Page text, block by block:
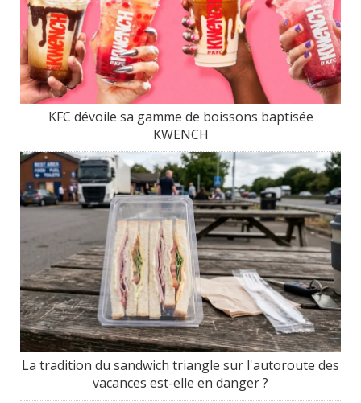
KFC dévoile sa gamme de boissons baptisée
KWENCH
La tradition du sandwich triangle sur l'autoroute des
vacances est-elle en danger ?